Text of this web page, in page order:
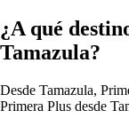
¿A qué
Tamazula?
Desde Tamazula,
Primera Plus desde